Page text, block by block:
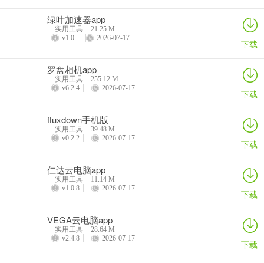
7、更改TTS语音/语速
在处理涉及个人隐私、商业机密或敏感代码片段时，得益于其“设备端
翻译”特性，数据完全不经过云端服务器，从根源上杜绝了信息被第三
2、跨国差旅或户外无网环境：
在国际航班、偏远地区或跨国旅行信号不佳时，利用预载的离线语言
绿叶加速器app
实用工具
21.25 M
v1.0
2026-07-17 下载
罗盘相机app
实用工具
255.12 M
v6.2.4
2026-07-17 下载
fluxdown手机版
实用工具
39.48 M
v0.2.2
2026-07-17 下载
仁达云电脑app
实用工具
11.14 M
v1.0.8
2026-07-17 下载
VEGA云电脑app
实用工具
28.64 M
v2.4.8
2026-07-17 下载